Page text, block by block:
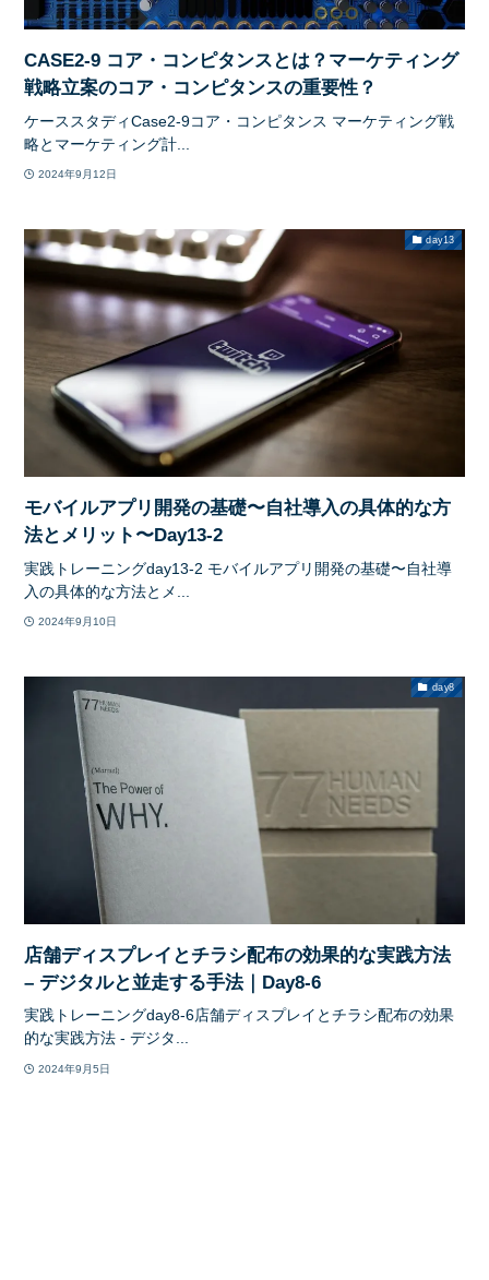
CASE2-9 コア・コンピタンスとは？マーケティング
戦略立案のコア・コンピタンスの重要性？
ケーススタディCase2-9コア・コンピタンス マーケティング戦
略とマーケティング計...
2024年9月12日
day13
モバイルアプリ開発の基礎〜自社導入の具体的な方
法とメリット〜Day13-2
実践トレーニングday13-2 モバイルアプリ開発の基礎〜自社導
入の具体的な方法とメ...
2024年9月10日
day8
店舗ディスプレイとチラシ配布の効果的な実践方法
– デジタルと並走する手法｜Day8-6
実践トレーニングday8-6店舗ディスプレイとチラシ配布の効果
的な実践方法 - デジタ...
2024年9月5日